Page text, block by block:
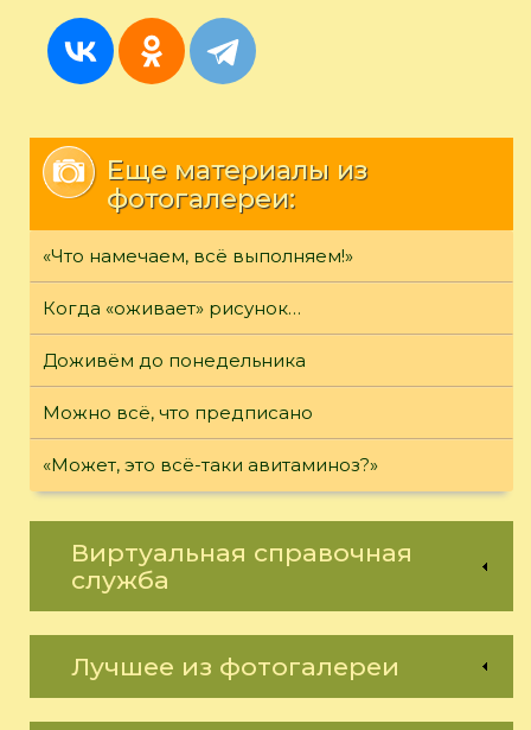
Еще материалы из
фотогалереи:
«Что намечаем, всё выполняем!»
Когда «оживает» рисунок…
Доживём до понедельника
Можно всё, что предписано
«Может, это всё-таки авитаминоз?»
Виртуальная справочная
служба
Лучшее из фотогалереи